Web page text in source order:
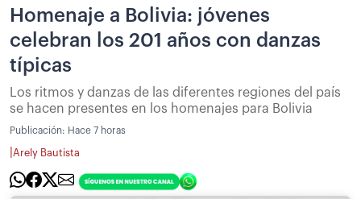
Homenaje a Bolivia: jóvenes
celebran los 201 años con danzas
típicas
Los ritmos y danzas de las diferentes regiones del país
se hacen presentes en los homenajes para Bolivia
Publicación: Hace 7 horas
Arely Bautista